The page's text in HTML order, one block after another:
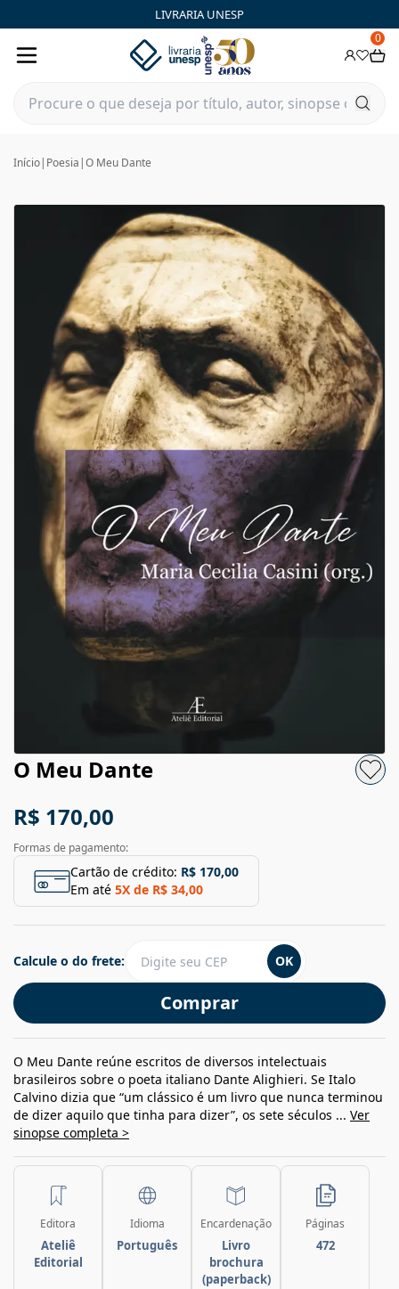
LIVRARIA UNESP
0
Início| Poesia |O Meu Dante
O Meu Dante
R$ 170,00
Formas de pagamento:
Cartão de crédito: R$ 170,00
Em até 5X de R$ 34,00
Comprar
Calcule o do frete: OK
O Meu Dante reúne escritos de diversos intelectuais
brasileiros sobre o poeta italiano Dante Alighieri. Se Italo
Calvino dizia que “um clássico é um livro que nunca terminou
de dizer aquilo que tinha para dizer”, os sete séculos ... Ver
sinopse completa >
Editora
Ateliê
Editorial
Idioma
Português
Encardenação
Livro
brochura
(paperback)
Páginas
472